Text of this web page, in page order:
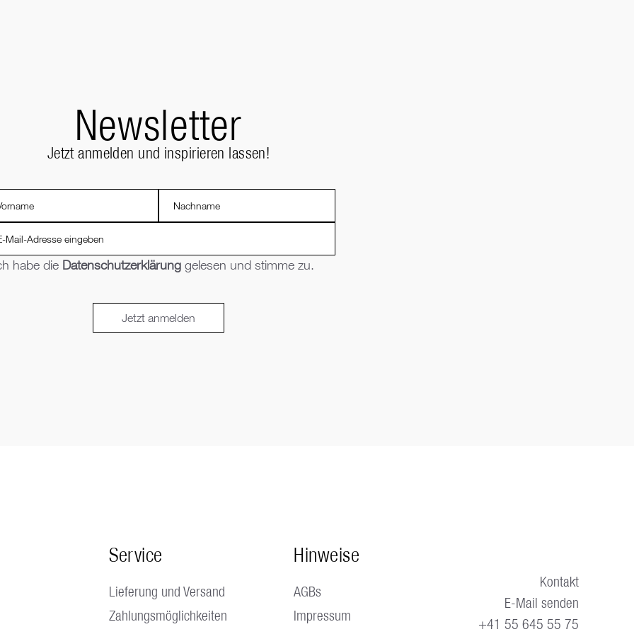
Newsletter
Jetzt anmelden und inspirieren lassen!
habe die Datenschutzerklärung gelesen und stimme zu.
Jetzt anmelden
Service
Lieferung und Versand
Zahlungsmöglichkeiten
Hinweise
AGBs
Impressum
Kontakt
E-Mail senden
+41 55 645 55 75